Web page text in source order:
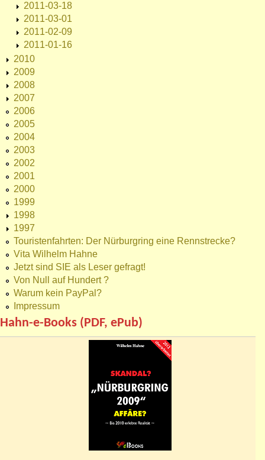
2011-03-18
2011-03-01
2011-02-09
2011-01-16
2010
2009
2008
2007
2006
2005
2004
2003
2002
2001
2000
1999
1998
1997
Touristenfahrten: Der Nürburgring eine Rennstrecke?
Vita Wilhelm Hahne
Jetzt sind SIE als Leser gefragt!
Von Null auf Hundert ?
Warum kein PayPal?
Impressum
Hahn-e-Books (PDF, ePub)